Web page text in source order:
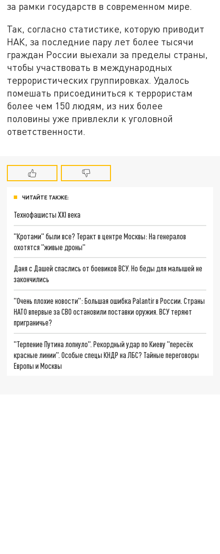
за рамки государств в современном мире.
Так, согласно статистике, которую приводит
НАК, за последние пару лет более тысячи
граждан России выехали за пределы страны,
чтобы участвовать в международных
террористических группировках. Удалось
помешать присоединиться к террористам
более чем 150 людям, из них более
половины уже привлекли к уголовной
ответственности.
ЧИТАЙТЕ ТАКЖЕ:
Технофашисты XXI века
"Кротами" были все? Теракт в центре Москвы: На генералов
охотятся "живые дроны"
Даня с Дашей спаслись от боевиков ВСУ. Но беды для малышей не
закончились
"Очень плохие новости": Большая ошибка Palantir в России. Страны
НАТО впервые за СВО остановили поставки оружия. ВСУ теряют
приграничье?
"Терпение Путина лопнуло". Рекордный удар по Киеву "пересёк
красные линии". Особые спецы КНДР на ЛБС? Тайные переговоры
Европы и Москвы